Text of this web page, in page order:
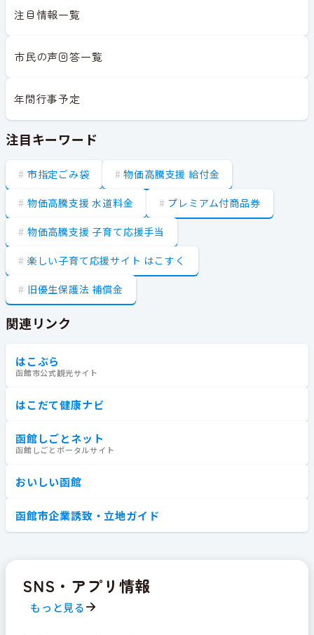
注目情報一覧
市民の声回答一覧
年間行事予定
注目キーワード
市指定ごみ袋 物価高騰支援 給付金
物価高騰支援 水道料金 プレミアム付商品券
物価高騰支援 子育て応援手当
楽しい子育て応援サイト はこすく
旧優生保護法 補償金
関連リンク
はこぶら
函館市公式観光サイト
はこだて健康ナビ
函館しごとネット
函館しごとポータルサイト
おいしい函館
函館市企業誘致・立地ガイド
SNS・アプリ情報
もっと見る